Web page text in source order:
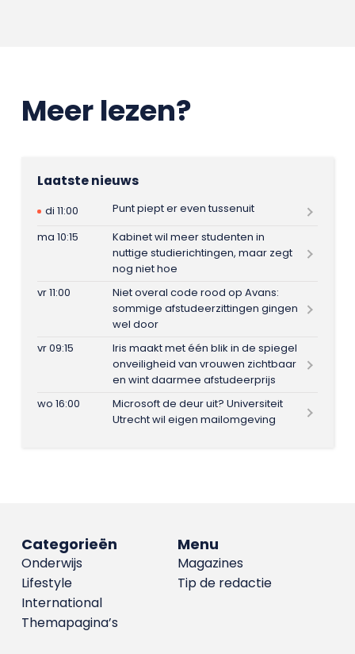
Meer lezen?
Laatste nieuws
di 11:00
Punt piept er even tussenuit
ma 10:15
Kabinet wil meer studenten in
nuttige studierichtingen, maar zegt
nog niet hoe
vr 11:00
Niet overal code rood op Avans:
sommige afstudeerzittingen gingen
wel door
vr 09:15
Iris maakt met één blik in de spiegel
onveiligheid van vrouwen zichtbaar
en wint daarmee afstudeerprijs
wo 16:00
Microsoft de deur uit? Universiteit
Utrecht wil eigen mailomgeving
Menu
Magazines
Tip de redactie
Categorieën
Onderwijs
Lifestyle
International
Themapagina’s